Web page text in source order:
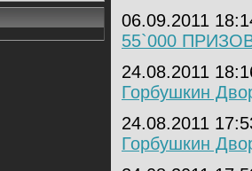
06.09.2011
55`000
24.08.2011
Горбушкин
24.08.2011
Горбушкин